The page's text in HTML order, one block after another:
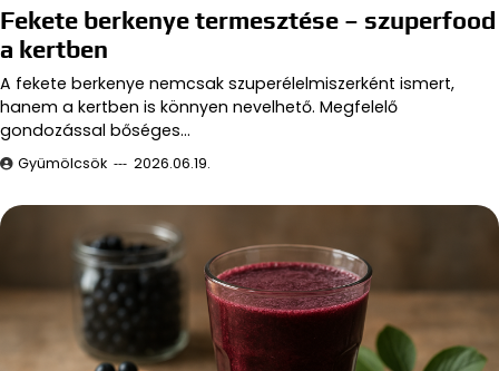
Fekete berkenye termesztése – szuperfood
a kertben
A fekete berkenye nemcsak szuperélelmiszerként ismert,
hanem a kertben is könnyen nevelhető. Megfelelő
gondozással bőséges…
Gyümölcsök 2026.06.19.